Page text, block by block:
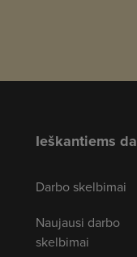
Ieškantiems
Darbo skelbimai
Naujausi darbo
skelbimai